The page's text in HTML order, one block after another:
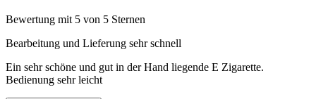
Bewertung mit 5 von 5 Sternen
Bearbeitung und Lieferung sehr schnell
Ein sehr schöne und gut in der Hand liegende E Zigarette.
Bedienung sehr leicht